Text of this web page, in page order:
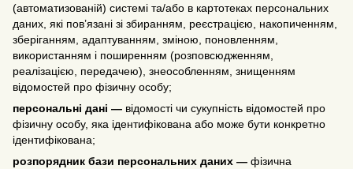
(автоматизованій) системі та/або в картотеках персональних
даних, які пов’язані зі збиранням, реєстрацією, накопиченням,
зберіганням, адаптуванням, зміною, поновленням,
використанням і поширенням (розповсюдженням,
реалізацією, передачею), знеособленням, знищенням
відомостей про фізичну особу;
персональні дані — відомості чи сукупність відомостей про
фізичну особу, яка ідентифікована або може бути конкретно
ідентифікована;
розпорядник бази персональних даних — фізична